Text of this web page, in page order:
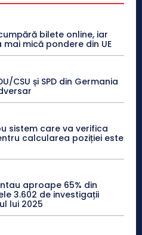
bilete online, iar
mică pondere din UE
CSU și SPD din Germania
sistem care va verifica
calcularea poziției este
aproape 65% din
3.602 de investigații
lui 2025